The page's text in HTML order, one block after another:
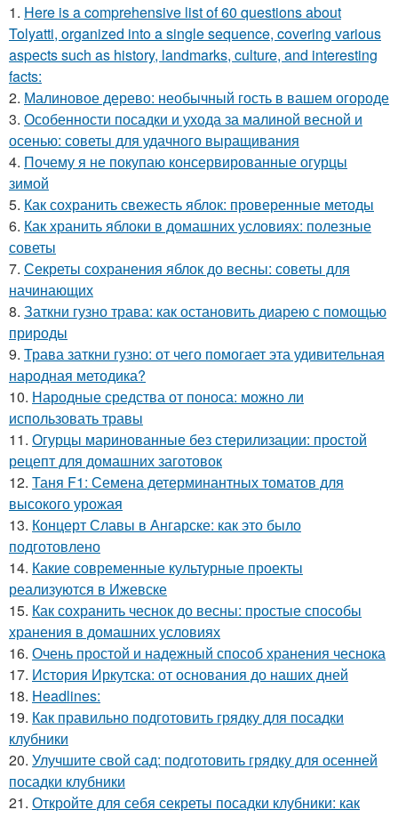
1. Here is a comprehensive list of 60 questions about
Tolyatti, organized into a single sequence, covering various
aspects such as history, landmarks, culture, and interesting
facts:
2. Малиновое дерево: необычный гость в вашем огороде
3. Особенности посадки и ухода за малиной весной и
осенью: советы для удачного выращивания
4. Почему я не покупаю консервированные огурцы
зимой
5. Как сохранить свежесть яблок: проверенные методы
6. Как хранить яблоки в домашних условиях: полезные
советы
7. Секреты сохранения яблок до весны: советы для
начинающих
8. Заткни гузно трава: как остановить диарею с помощью
природы
9. Трава заткни гузно: от чего помогает эта удивительная
народная методика?
10. Народные средства от поноса: можно ли
использовать травы
11. Огурцы маринованные без стерилизации: простой
рецепт для домашних заготовок
12. Таня F1: Семена детерминантных томатов для
высокого урожая
13. Концерт Славы в Ангарске: как это было
подготовлено
14. Какие современные культурные проекты
реализуются в Ижевске
15. Как сохранить чеснок до весны: простые способы
хранения в домашних условиях
16. Очень простой и надежный способ хранения чеснока
17. История Иркутска: от основания до наших дней
18. Headlines:
19. Как правильно подготовить грядку для посадки
клубники
20. Улучшите свой сад: подготовить грядку для осенней
посадки клубники
21. Откройте для себя секреты посадки клубники: как